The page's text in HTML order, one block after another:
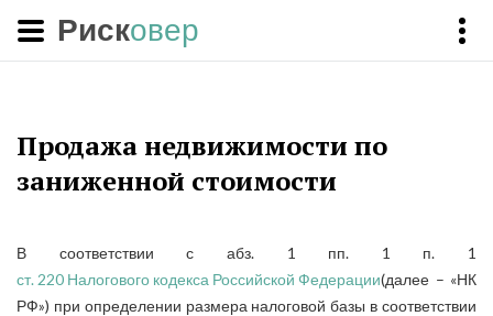
Рисковер
Продажа недвижимости по
заниженной стоимости
В соответствии с абз. 1 пп. 1 п. 1
ст. 220 Налогового кодекса Российской Федерации(далее – «НК
РФ») при определении размера налоговой базы в соответствии